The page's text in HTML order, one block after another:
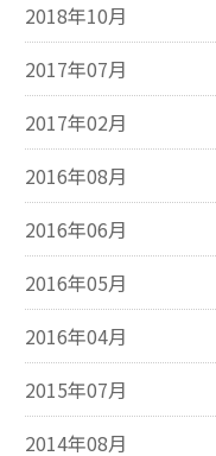
2018年10月
2017年07月
2017年02月
2016年08月
2016年06月
2016年05月
2016年04月
2015年07月
2014年08月